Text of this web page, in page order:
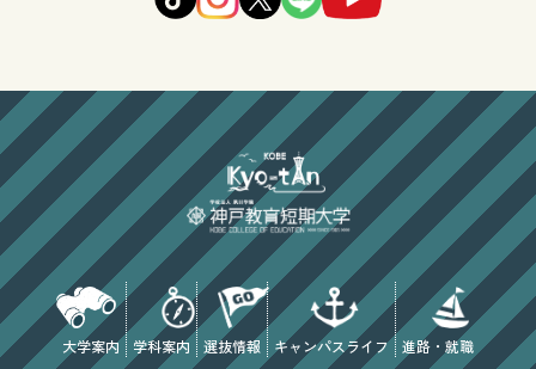
大学案内 学科案内 選抜情報 キャンパスライフ 進路・就職